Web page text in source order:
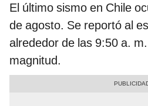
El último sismo en Chile
de agosto. Se reportó al
alrededor de las 9:50 a.
magnitud.